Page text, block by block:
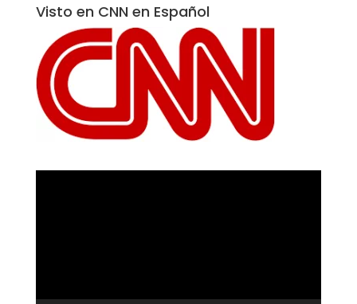
Visto en CNN en Español